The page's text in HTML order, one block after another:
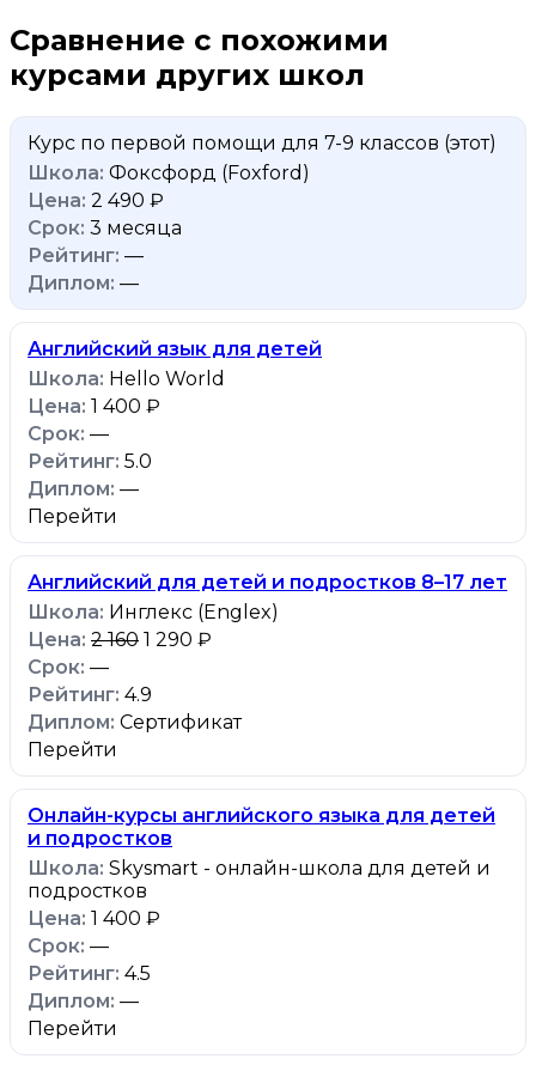
Сравнение с похожими
курсами других школ
Курс по первой помощи для 7-9 классов (этот)
Фоксфорд (Foxford)
2 490 ₽
3 месяца
—
—
Английский язык для детей
Hello World
1 400 ₽
—
5.0
—
Перейти
Английский для детей и подростков 8–17 лет
Инглекс (Englex)
2 160 1 290 ₽
—
4.9
Сертификат
Перейти
Онлайн-курсы английского языка для детей
и подростков
Skysmart - онлайн-школа для детей и
подростков
1 400 ₽
—
4.5
—
Перейти